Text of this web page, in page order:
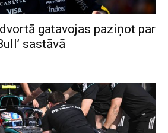
gatavojas paziņot par
sastāvā